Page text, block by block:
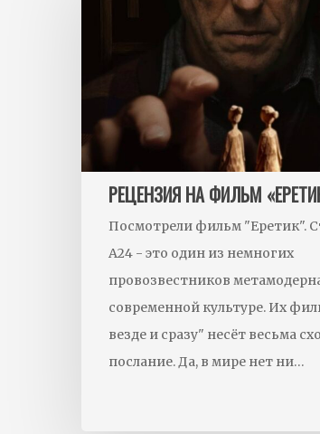
РЕЦЕНЗИЯ НА ФИЛЬМ
Посмотрели фильм "Еретик".
А24 - это один из немногих
провозвестников
современной культуре. Их
везде и сразу" несёт весьма
послание. Да, в мире нет ни…